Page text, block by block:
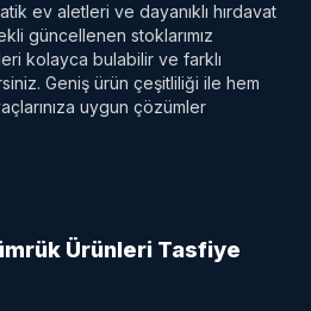
ev aletleri ve dayanıklı hırdavat
güncellenen stoklarımız
kolayca bulabilir ve farklı
Geniş ürün çeşitliliği ile hem
uygun çözümler
Ürünleri Tasfiye